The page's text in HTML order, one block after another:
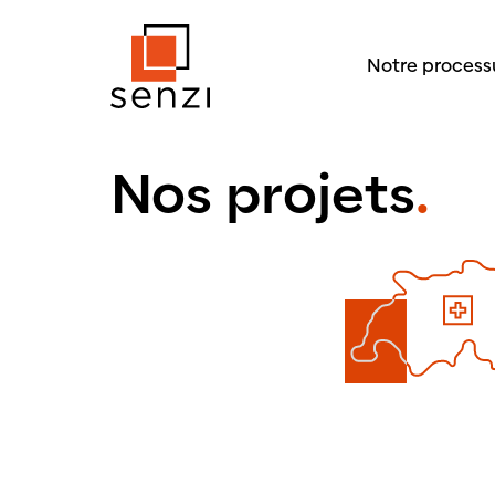
Notre
Nos projets.